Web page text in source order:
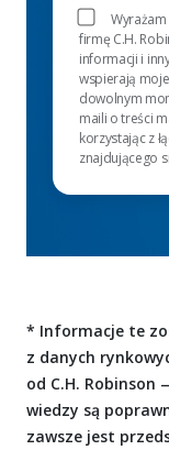
firmę C.H.
informacji i
wspierają
dowolnym
maili o treści
korzystając z
znajdującego
* Informacje te
z danych
od C.H. Robinson
wiedzy są
zawsze jest